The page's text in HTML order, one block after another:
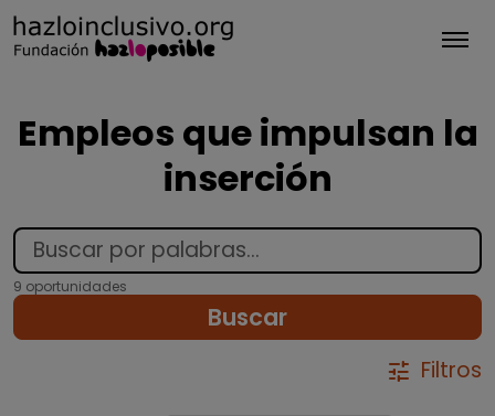
Empleos que impulsan la
inserción
9 oportunidades
Buscar
tune Filtros